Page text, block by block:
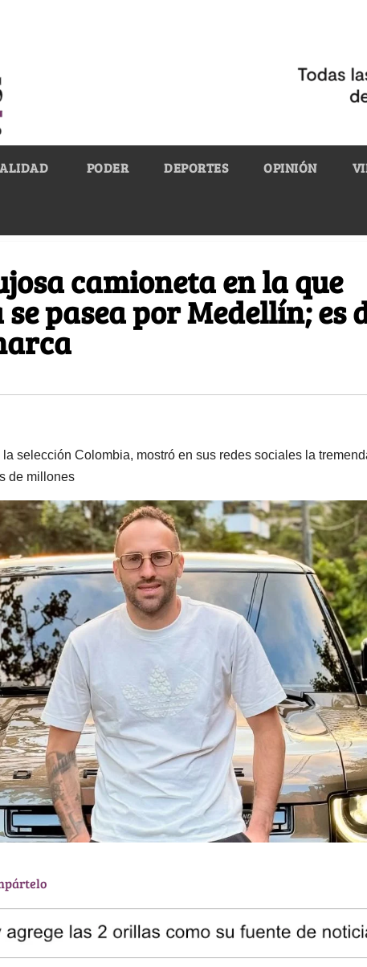
PODER DEPORTES OPINIÓN
camioneta en la que
pasea por Medellín; es
selección Colombia, mostró en sus redes sociales la
de millones